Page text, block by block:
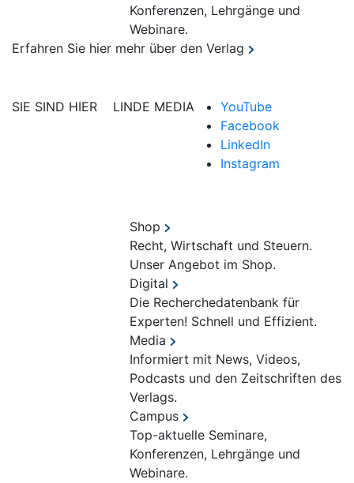
Konferenzen, Lehrgänge und
Webinare.
Erfahren Sie hier mehr über den Verlag
SIE SIND HIER LINDE MEDIA
YouTube
Facebook
LinkedIn
Instagram
Shop
Recht, Wirtschaft und Steuern.
Unser Angebot im Shop.
Digital
Die Recherchedatenbank für
Experten! Schnell und Effizient.
Media
Informiert mit News, Videos,
Podcasts und den Zeitschriften des
Verlags.
Campus
Top-aktuelle Seminare,
Konferenzen, Lehrgänge und
Webinare.